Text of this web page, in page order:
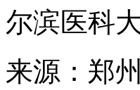
尔滨医科
来源：郑